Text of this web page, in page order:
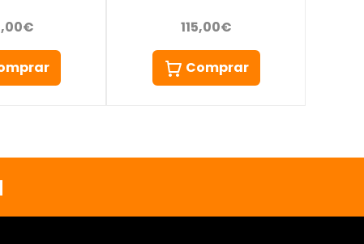
115,00€
Comprar